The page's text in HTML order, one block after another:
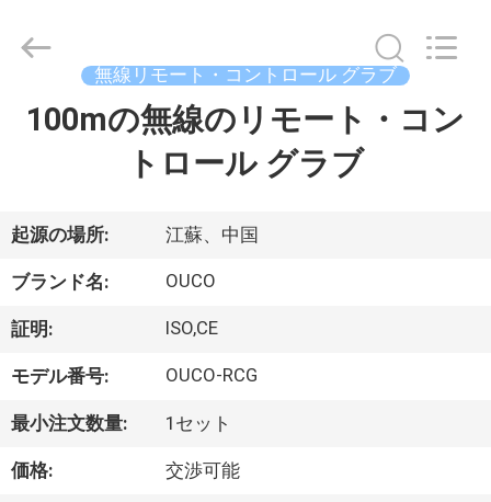
家
製
品
ビ
デ
2020
INTERNATIONAL
無線リモート・コントロール グラブ
100mの無線のリモート・コン
トロール グラブ
起源の場所: 江蘇、中国
ブランド名: OUCO
証明: ISO,CE
モデル番号: OUCO-RCG
最小注文数量: 1セット
価格: 交渉可能